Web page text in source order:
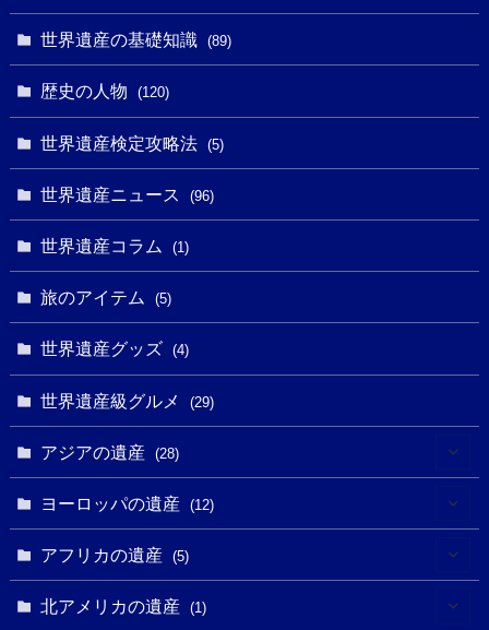
(5)
(18)
(3)
(7)
(43)
(4)
(2)
(5)
(16)
(32)
(13)
(2)
(1)
(5)
(2)
(6)
(1)
(27)
(10)
(4)
(9)
(3)
(5)
(19)
(8)
世界遺産の基礎知識 (89)
歴史の人物 (120)
世界遺産検定攻略法 (5)
世界遺産ニュース (96)
世界遺産コラム (1)
旅のアイテム (5)
世界遺産グッズ (4)
世界遺産級グルメ (29)
アジアの遺産 (28)
(1)
ヨーロッパの遺産 (12)
(2)
(1)
アフリカの遺産 (5)
北アメリカの遺産 (1)